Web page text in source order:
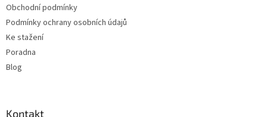
Obchodní podmínky
Podmínky ochrany osobních údajů
Ke stažení
Poradna
Blog
Kontakt